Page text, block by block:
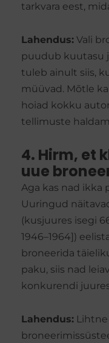
tarkvara eest,
Lahendus: Vali
puudub kuutasu
tuleb ainult siis,
müüvad. Mõtle
hoiad kokku
tellimuste
4. Hirm, et
uue
Aga kas nad ikka
Uuringud
(kusjuures isegi
1946–1964])
broneerida
paku, siis nad
konkurendi
Lahendus: